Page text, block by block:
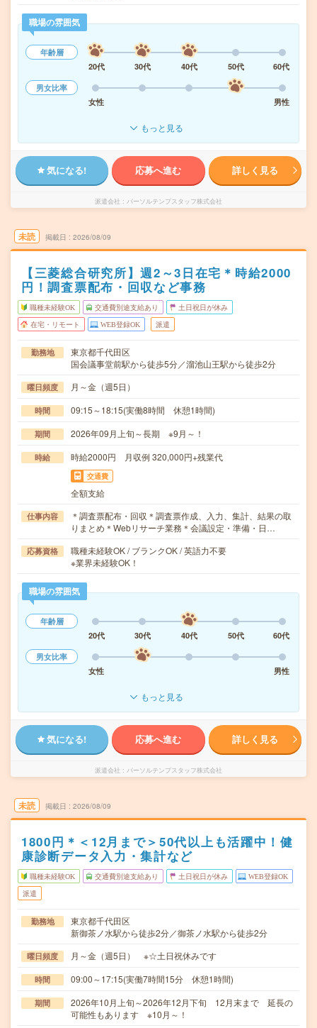
職場の雰囲気
年齢層
20代
30代 40代 50代
60代
男女比率
女性
男性
もっと見る
気になる! 応募へ進む 詳しく見る
派遣会社 パーソルテンプスタッフ株式会社
未読 掲載日 2026/08/09
【三菱総合研究所】週2～3日在宅＊時給2000
円！調査票配布・回収など事務
職種未経験OK 交通費別途支給あり 土日祝日が休み
在宅・リモート WEB登録OK 派遣
勤務地
東京都千代田区
国会議事堂前駅から徒歩5分／溜池山王駅から徒歩2分
曜日頻度 月～金（週5日）
時間 09:15～18:15(実働8時間 休憩1時間)
期間 2026年09月上旬～長期 ※9月～！
時給 時給2000円 月収例 320,000円+残業代
交通費
全額支給
仕事内容
＊調査票配布・回収＊調査票作成、入力、集計、結果の取
りまとめ＊Webリサーチ業務＊会議設定・準備・日…
応募資格
職種未経験OK / ブランクOK / 英語力不要
※業界未経験OK！
職場の雰囲気
年齢層
20代
30代 40代 50代
60代
男女比率
女性
男性
もっと見る
気になる! 応募へ進む 詳しく見る
派遣会社 パーソルテンプスタッフ株式会社
未読 掲載日 2026/08/09
1800円＊＜12月まで＞50代以上も活躍中！健
康診断データ入力・集計など
職種未経験OK 交通費別途支給あり 土日祝日が休み WEB登録OK
派遣
勤務地
東京都千代田区
新御茶ノ水駅から徒歩2分／御茶ノ水駅から徒歩2分
曜日頻度 月～金（週5日） ※☆土日祝休みです
時間 09:00～17:15(実働7時間15分 休憩1時間)
期間
2026年10月上旬～2026年12月下旬 12月末まで 延長の
可能性もあります ※10月～！